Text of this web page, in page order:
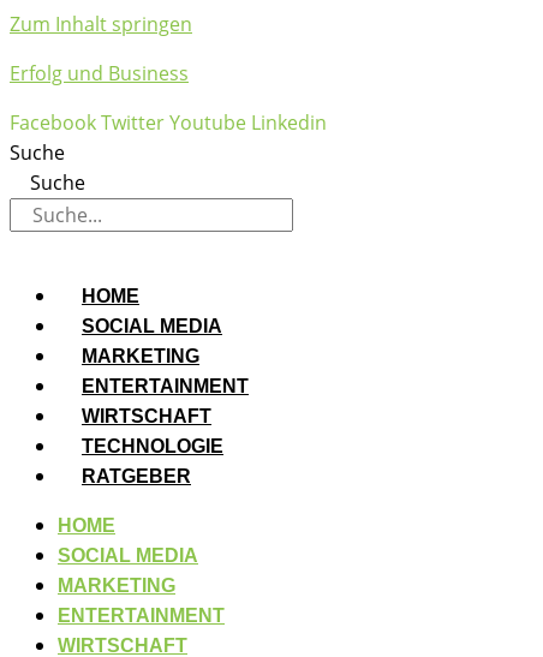
Zum Inhalt springen
Erfolg und Business
FacebookTwitterYoutube Linkedin
Suche
Suche
HOME
SOCIAL MEDIA
MARKETING
ENTERTAINMENT
WIRTSCHAFT
TECHNOLOGIE
RATGEBER
HOME
SOCIAL MEDIA
MARKETING
ENTERTAINMENT
WIRTSCHAFT